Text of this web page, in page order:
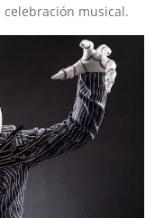
musical.